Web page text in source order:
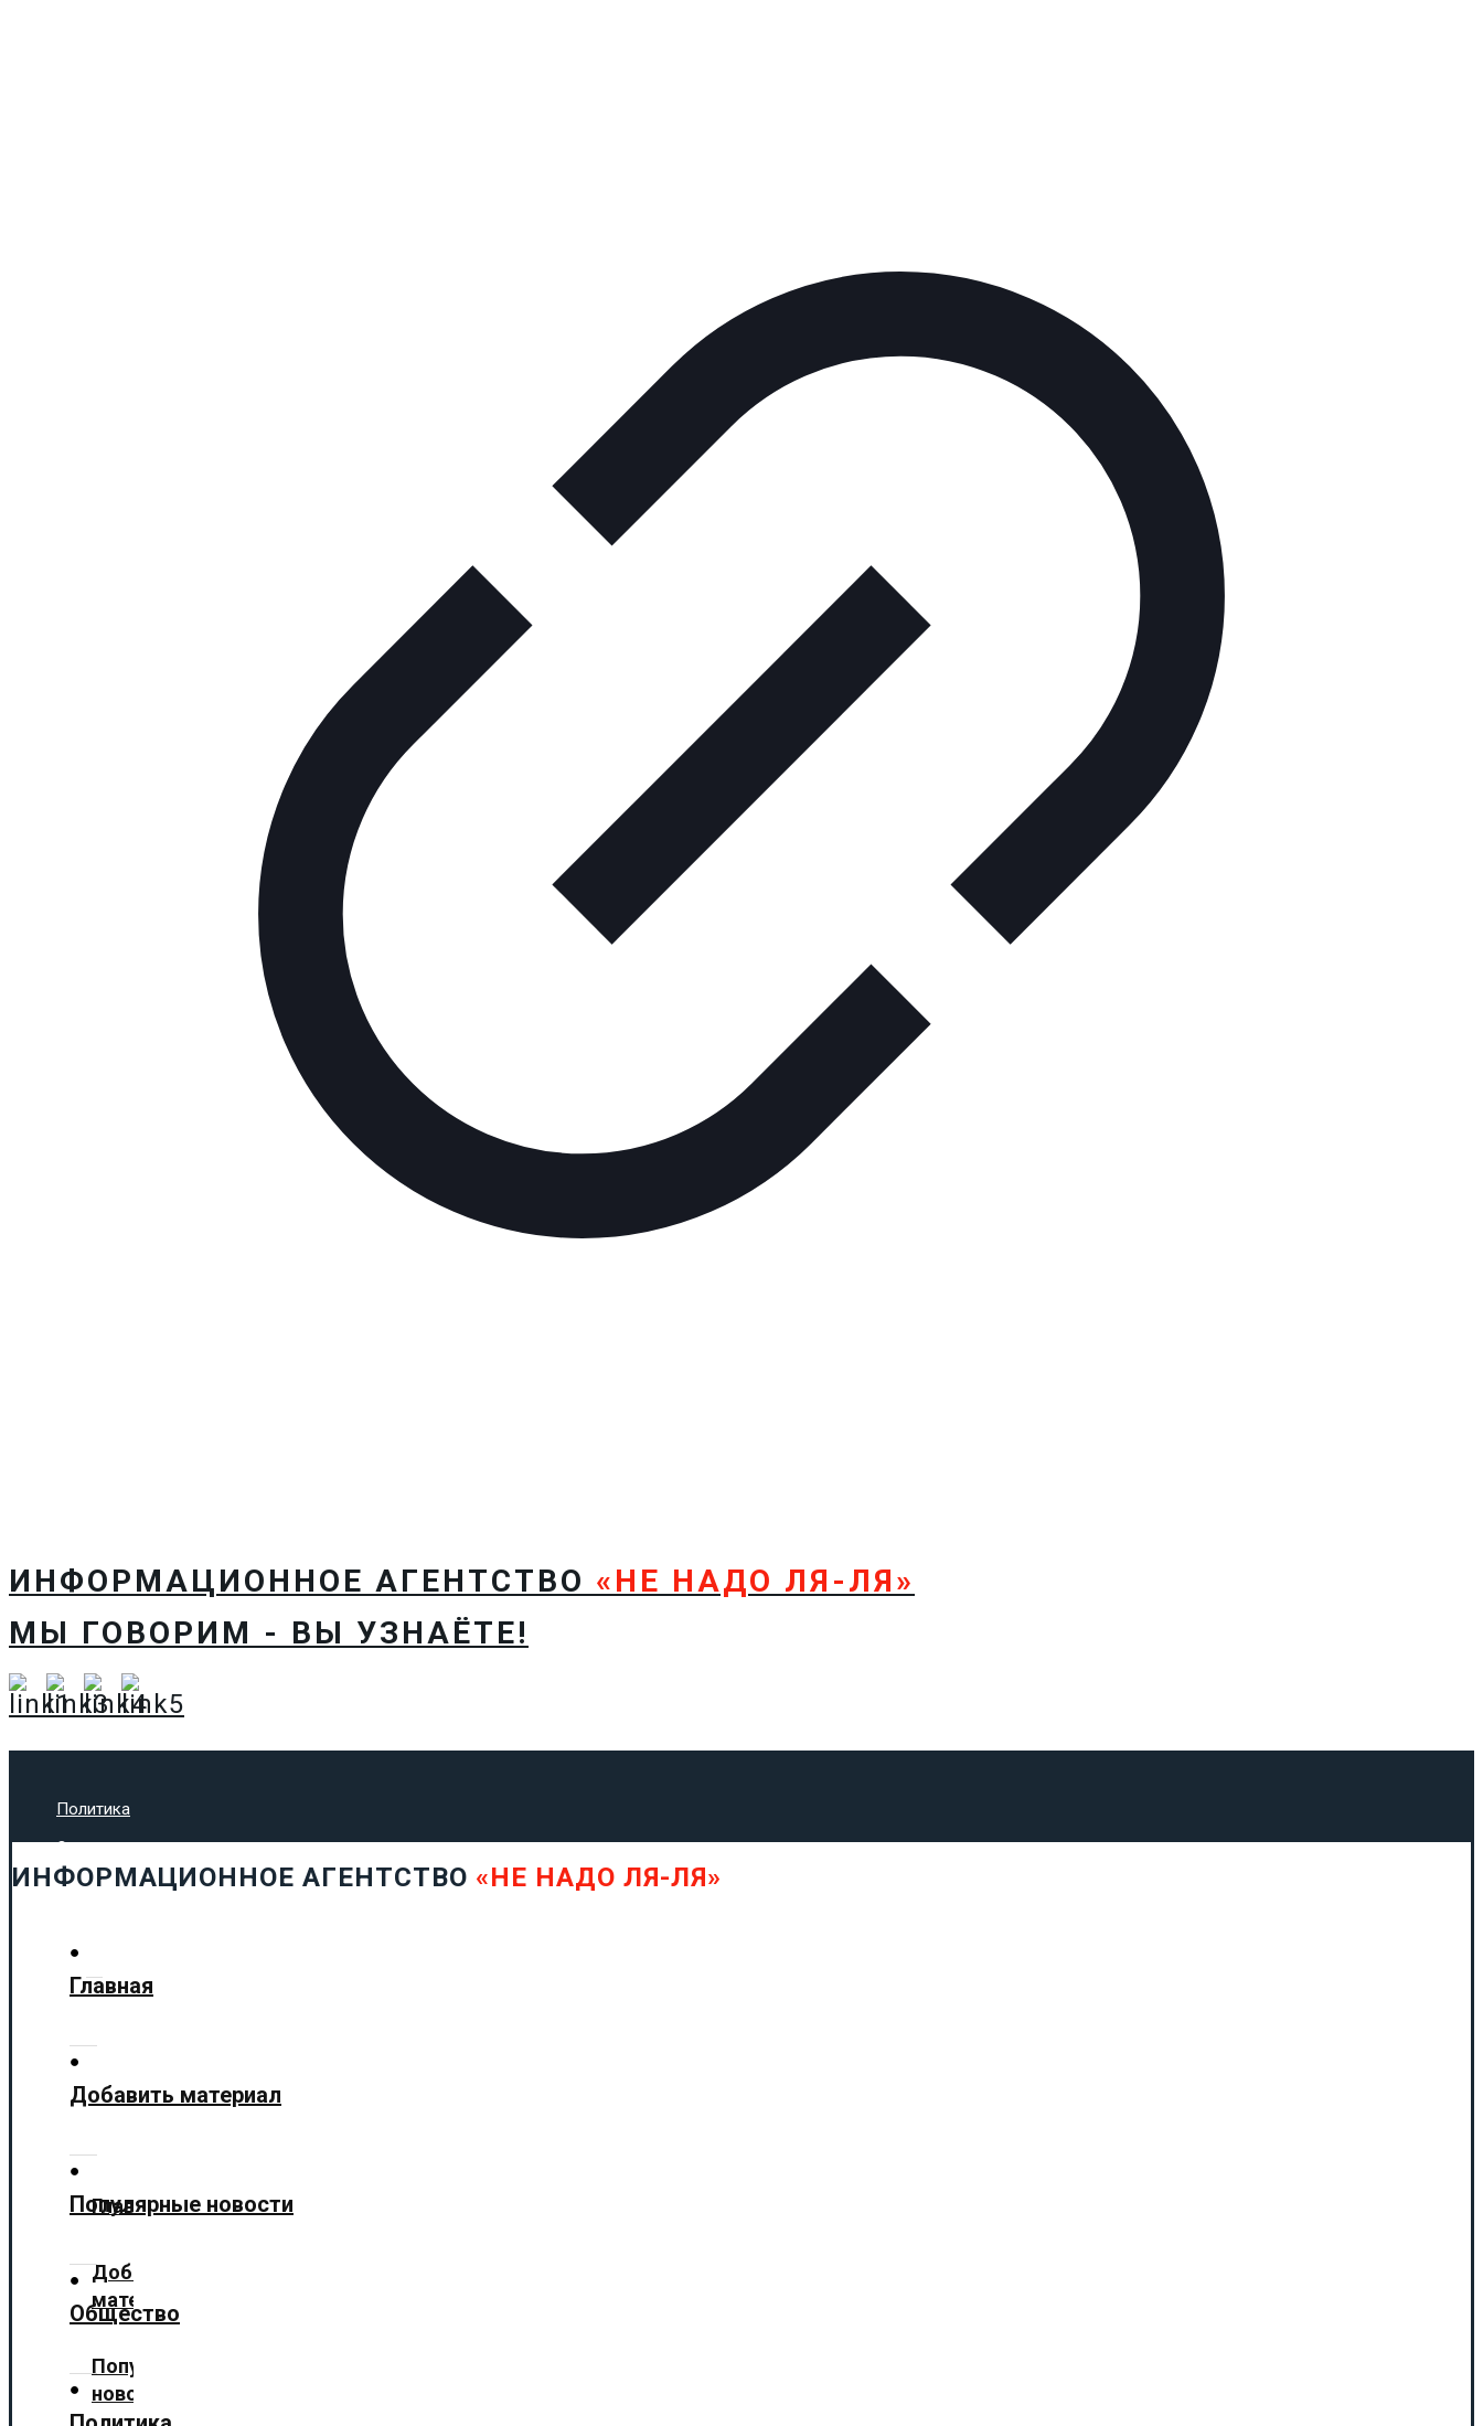
ИНФОРМАЦИОННОЕ АГЕНТСТВО «НЕ НАДО ЛЯ-ЛЯ»
МЫ ГОВОРИМ - ВЫ УЗНАЁТЕ!
Политика
Экономика
Общество
Технологии
Культура
Предложить новость
Главная
Добавить
материал
Популярные
новости
ИНФОРМАЦИОННОЕ АГЕНТСТВО «НЕ НАДО ЛЯ-ЛЯ»
Главная
Добавить материал
Популярные новости
Общество